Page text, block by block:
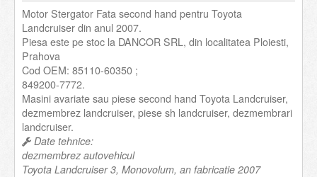
Motor Stergator Fata second hand pentru Toyota
Landcruiser din anul 2007.
Piesa este pe stoc la DANCOR SRL, din localitatea Ploiesti,
Prahova
Cod OEM: 85110-60350 ;
849200-7772.
Masini avariate sau piese second hand Toyota Landcruiser,
dezmembrez landcruiser, piese sh landcruiser, dezmembrari
landcruiser.
Date tehnice:
dezmembrez autovehicul
Toyota Landcruiser 3, Monovolum, an fabricatie 2007